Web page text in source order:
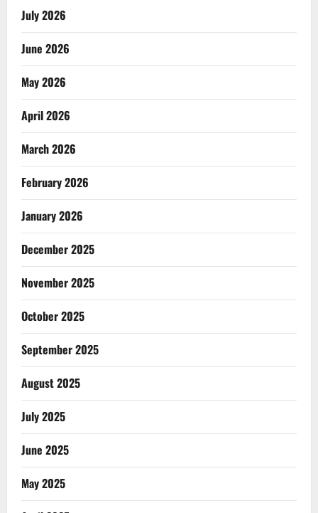
July 2026
June 2026
May 2026
April 2026
March 2026
February 2026
January 2026
December 2025
November 2025
October 2025
September 2025
August 2025
July 2025
June 2025
May 2025